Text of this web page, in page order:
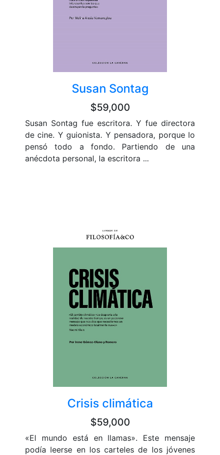
Susan Sontag
$59,000
Susan Sontag fue escritora. Y fue directora
de cine. Y guionista. Y pensadora, porque lo
pensó todo a fondo. Partiendo de una
anécdota personal, la escritora ...
Crisis climática
$59,000
«El mundo está en llamas». Este mensaje
podía leerse en los carteles de los jóvenes